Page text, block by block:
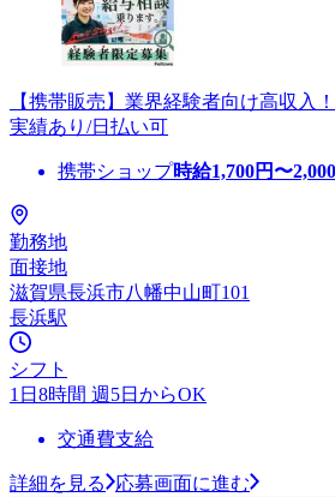
【携帯販売】業界経験者向け高収入
実績あり/日払い可
携帯ショップ時給1,700円〜2,000
勤務地
面接地
滋賀県長浜市八幡中山町101
長浜駅
シフト
1日8時間 週5日からOK
交通費支給
詳細を見る 応募画面に進む